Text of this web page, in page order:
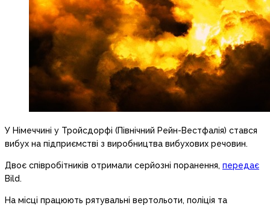
У Німеччині у Тройсдорфі (Північний Рейн-Вестфалія) стався
вибух на підприємстві з виробництва вибухових речовин.
Двоє співробітників отримали серйозні поранення, передає
Bild.
На місці працюють рятувальні вертольоти, поліція та